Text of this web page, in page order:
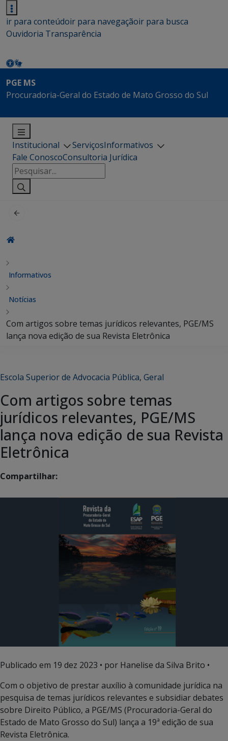
ir para conteúdoir para navegaçãoir para busca
Ouvidoria Transparência
PGE MS
Procuradoria-Geral do Estado de Mato Grosso do Sul
Institucional ServiçosInformativos
Fale ConoscoConsultoria Jurídica
Pesquisar
por:
Informativos
Notícias
Com artigos sobre temas jurídicos relevantes, PGE/MS
lança nova edição de sua Revista Eletrônica
Escola Superior de Advocacia Pública, Geral
Com artigos sobre temas
jurídicos relevantes, PGE/MS
lança nova edição de sua Revista
Eletrônica
Compartilhar:
Publicado em 19 dez 2023 • por Hanelise da Silva Brito •
Com o objetivo de prestar auxílio à comunidade jurídica na
pesquisa de temas jurídicos relevantes e subsidiar debates
sobre Direito Público, a PGE/MS (Procuradoria-Geral do
Estado de Mato Grosso do Sul) lança a 19ª edição de sua
Revista Eletrônica.